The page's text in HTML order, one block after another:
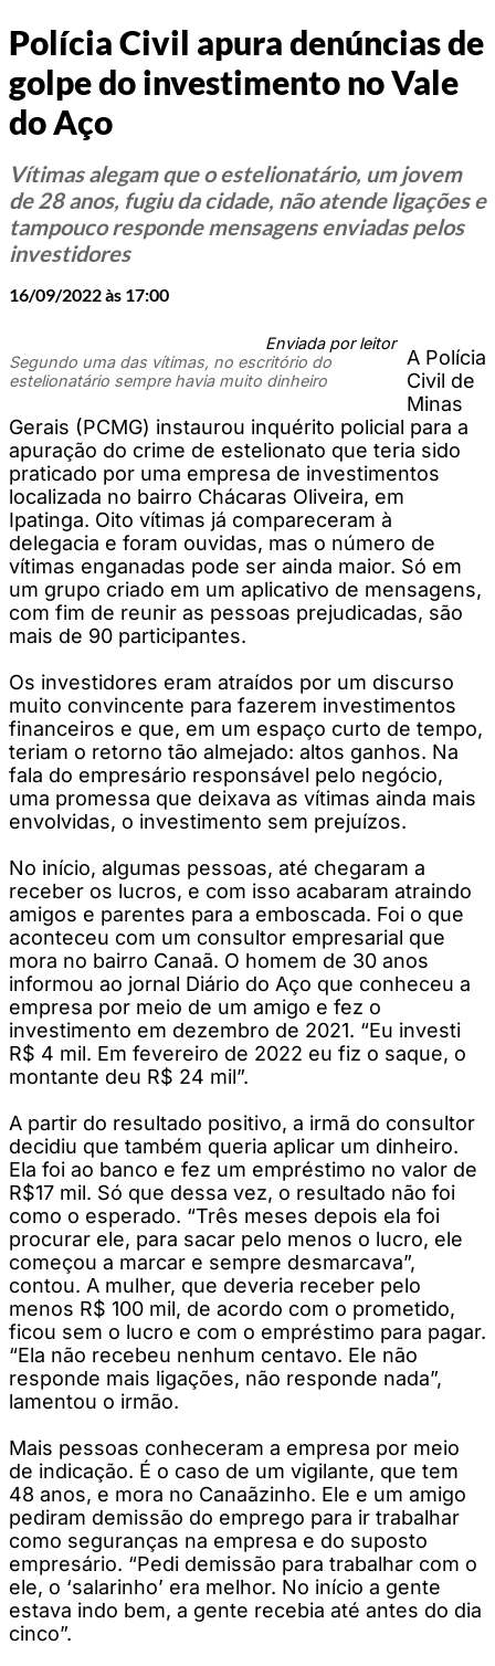
Polícia Civil apura denúncias de
golpe do investimento no Vale
do Aço
Vítimas alegam que o estelionatário, um jovem
de 28 anos, fugiu da cidade, não atende ligações e
tampouco responde mensagens enviadas pelos
investidores
16/09/2022 às 17:00
Enviada por leitor
Segundo uma das vítimas, no escritório do
estelionatário sempre havia muito dinheiro
A Polícia
Civil de
Minas
Gerais (PCMG) instaurou inquérito policial para a
apuração do crime de estelionato que teria sido
praticado por uma empresa de investimentos
localizada no bairro Chácaras Oliveira, em
Ipatinga. Oito vítimas já compareceram à
delegacia e foram ouvidas, mas o número de
vítimas enganadas pode ser ainda maior. Só em
um grupo criado em um aplicativo de mensagens,
com fim de reunir as pessoas prejudicadas, são
mais de 90 participantes.
Os investidores eram atraídos por um discurso
muito convincente para fazerem investimentos
financeiros e que, em um espaço curto de tempo,
teriam o retorno tão almejado: altos ganhos. Na
fala do empresário responsável pelo negócio,
uma promessa que deixava as vítimas ainda mais
envolvidas, o investimento sem prejuízos.
No início, algumas pessoas, até chegaram a
receber os lucros, e com isso acabaram atraindo
amigos e parentes para a emboscada. Foi o que
aconteceu com um consultor empresarial que
mora no bairro Canaã. O homem de 30 anos
informou ao jornal Diário do Aço que conheceu a
empresa por meio de um amigo e fez o
investimento em dezembro de 2021. “Eu investi
R$ 4 mil. Em fevereiro de 2022 eu fiz o saque, o
montante deu R$ 24 mil”.
A partir do resultado positivo, a irmã do consultor
decidiu que também queria aplicar um dinheiro.
Ela foi ao banco e fez um empréstimo no valor de
R$17 mil. Só que dessa vez, o resultado não foi
como o esperado. “Três meses depois ela foi
procurar ele, para sacar pelo menos o lucro, ele
começou a marcar e sempre desmarcava”,
contou. A mulher, que deveria receber pelo
menos R$ 100 mil, de acordo com o prometido,
ficou sem o lucro e com o empréstimo para pagar.
“Ela não recebeu nenhum centavo. Ele não
responde mais ligações, não responde nada”,
lamentou o irmão.
Mais pessoas conheceram a empresa por meio
de indicação. É o caso de um vigilante, que tem
48 anos, e mora no Canaãzinho. Ele e um amigo
pediram demissão do emprego para ir trabalhar
como seguranças na empresa e do suposto
empresário. “Pedi demissão para trabalhar com o
ele, o ‘salarinho’ era melhor. No início a gente
estava indo bem, a gente recebia até antes do dia
cinco”.